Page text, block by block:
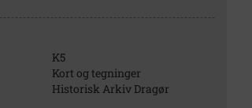
K5
Kort og tegninger
Historisk Arkiv Dragør